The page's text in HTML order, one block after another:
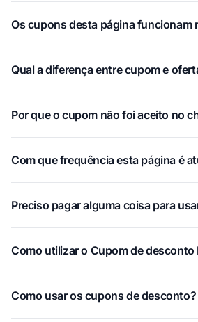
Os cupons desta página funcionam
Qual a diferença entre cupom e
Por que o cupom não foi aceito no
Com que frequência esta página é
Preciso pagar alguma coisa para
Como utilizar o Cupom de desconto
Como usar os cupons de desconto?